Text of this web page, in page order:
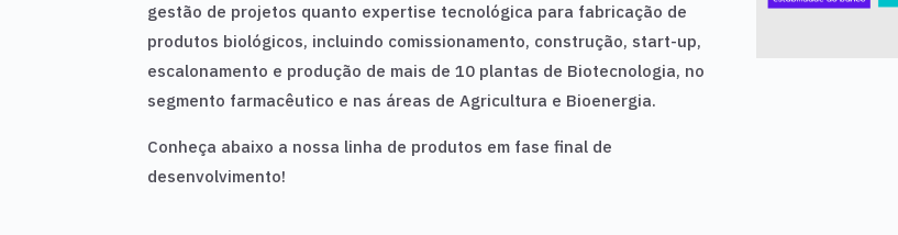
gestão de projetos quanto expertise tecnológica para fabricação de
produtos biológicos, incluindo comissionamento, construção, start-up,
escalonamento e produção de mais de 10 plantas de Biotecnologia, no
segmento farmacêutico e nas áreas de Agricultura e Bioenergia.
Conheça abaixo a nossa linha de produtos em fase final de
desenvolvimento!